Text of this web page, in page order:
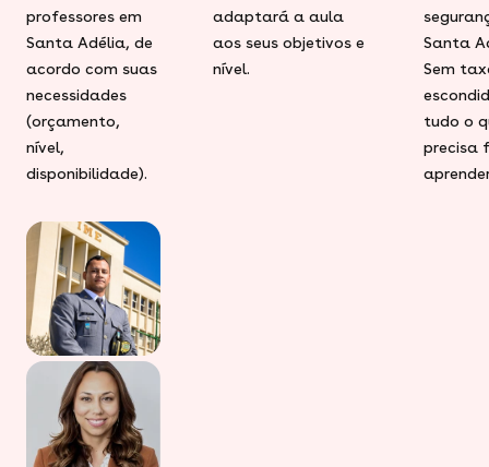
professores em
Santa Adélia, de
acordo com suas
necessidades
(orçamento,
nível,
disponibilidade).
adaptará a aula
aos seus objetivos e
nível.
Santa
Sem
tudo o
precisa